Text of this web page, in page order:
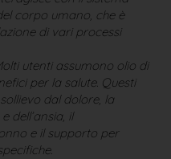
corpo umano, che è
di vari processi
utenti assumono olio di
per la salute. Questi
dal dolore, la
dell’ansia, il
e il supporto per